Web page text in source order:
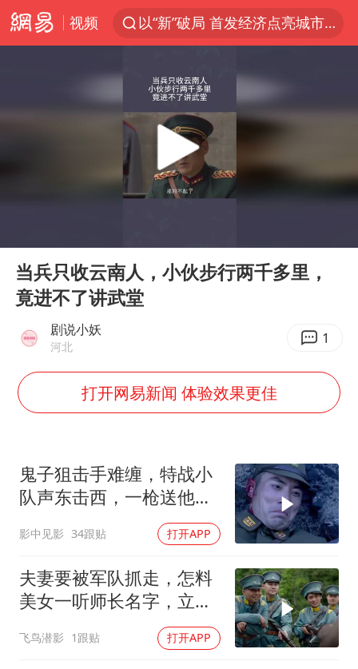
视频
以“新”破局 首发经济点亮城市消费活力
台风白海豚登陆地点更新
看守所辅警收受10万获刑1年
台风白海豚进入48小时警戒线
吉林一“温度计大楼”读数爆表
中国养老床位“三连降”
五粮液渠道价一箱上涨近百元
贵州轮胎子公司获美国退税8136万
曝韩足协曾为外籍裁判安排性招待
萧敬腾：不忍心让妻子承受生育的苦
奋进开新局 实干挑大梁
Play
当兵只收云南人，小伙步行两千多里，
竟进不了讲武堂
剧说小妖
河北 1
打开网易新闻 体验效果更佳
鬼子狙击手难缠，特战小
队声东击西，一枪送他上
影中见影 34跟贴 打开APP
夫妻要被军队抓走，怎料
美女一听师长名字，立马
飞鸟潜影 1跟贴 打开APP